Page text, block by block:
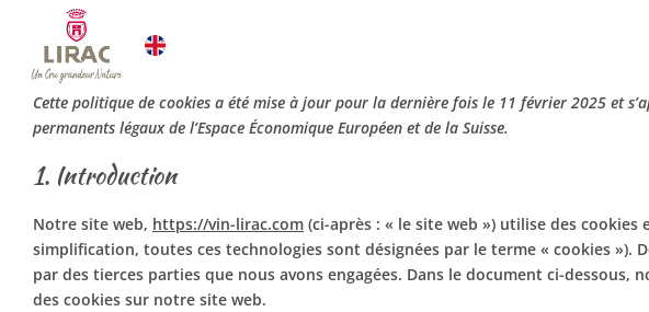
contenu
Cette politique de cookies a été mise à jour pour la dernière fois le 11 février 2025 et
permanents légaux de l’Espace Économique Européen et de la Suisse.
1. Introduction
Notre site web, https://vin-lirac.com (ci-après : « le site web ») utilise des
simplification, toutes ces technologies sont désignées par le terme « cookies »).
par des tierces parties que nous avons engagées. Dans le document ci-dessous,
des cookies sur notre site web.